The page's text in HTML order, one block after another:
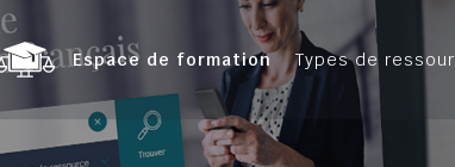
Espace de formation Types de